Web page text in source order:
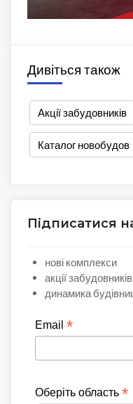
Дивіться також
Акції забудовників
Каталог новобудов
Підписатися
нові комплекси
акції забудовників
динамика
Email *
Оберіть область *